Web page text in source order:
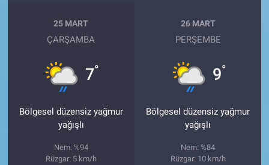
25 MART
ÇARŞAMBA
7°
Bölgesel düzensiz yağmur
yağışlı
Nem: %94
Rüzgar: 5 km/h
26 MART
PERŞEMBE
9°
Bölgesel düzensiz yağmur
yağışlı
Nem: %84
Rüzgar: 10 km/h